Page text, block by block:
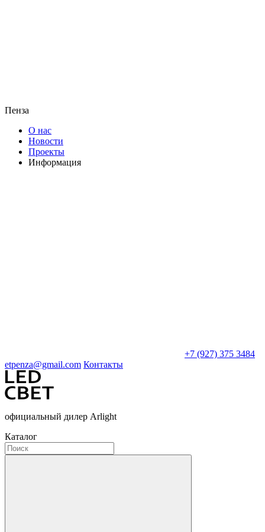
Пенза
О нас
Новости
Проекты
Информация
+7 (927) 375 3484
etpenza@gmail.com Контакты
официальный дилер Arlight
Каталог